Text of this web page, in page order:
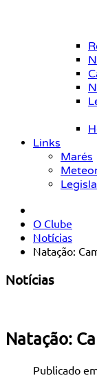
Links
Marés
O Clube
Notícias
Natação:
Notícias
Natação:
Publicado